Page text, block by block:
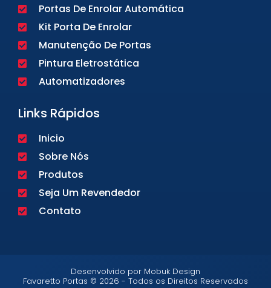
Portas De Enrolar Automática
Kit Porta De Enrolar
Manutenção De Portas
Pintura Eletrostática
Automatizadores
Links Rápidos
Inicio
Sobre Nós
Produtos
Seja Um Revendedor
Contato
Desenvolvido por Mobuk Design
Favaretto Portas © 2026 - Todos os Direitos Reservados